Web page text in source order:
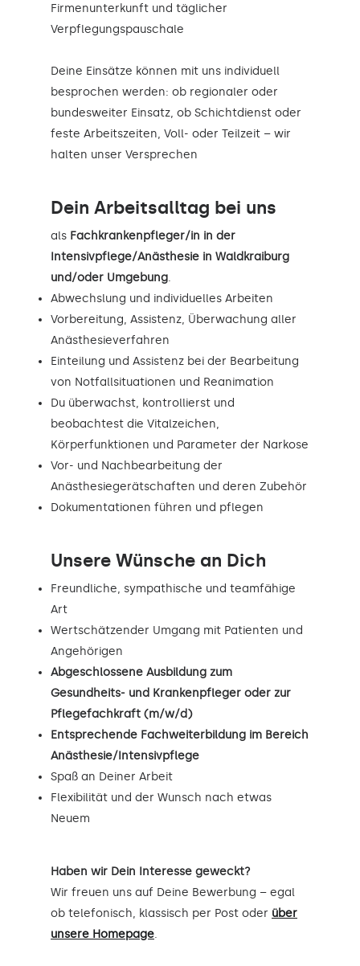
Firmenunterkunft und täglicher
Verpflegungspauschale
Deine Einsätze können mit uns individuell
besprochen werden: ob regionaler oder
bundesweiter Einsatz, ob Schichtdienst oder
feste Arbeitszeiten, Voll- oder Teilzeit – wir
halten unser Versprechen
Dein Arbeitsalltag bei uns
als Fachkrankenpfleger/in in der
Intensivpflege/Anästhesie in Waldkraiburg
und/oder Umgebung.
Abwechslung und individuelles Arbeiten
Vorbereitung, Assistenz, Überwachung aller
Anästhesieverfahren
Einteilung und Assistenz bei der Bearbeitung
von Notfallsituationen und Reanimation
Du überwachst, kontrollierst und
beobachtest die Vitalzeichen,
Körperfunktionen und Parameter der Narkose
Vor- und Nachbearbeitung der
Anästhesiegerätschaften und deren Zubehör
Dokumentationen führen und pflegen
Unsere Wünsche an Dich
Freundliche, sympathische und teamfähige
Art
Wertschätzender Umgang mit Patienten und
Angehörigen
Abgeschlossene Ausbildung zum
Gesundheits- und Krankenpfleger oder zur
Pflegefachkraft (m/w/d)
Entsprechende Fachweiterbildung im Bereich
Anästhesie/Intensivpflege
Spaß an Deiner Arbeit
Flexibilität und der Wunsch nach etwas
Neuem
Haben wir Dein Interesse geweckt?
Wir freuen uns auf Deine Bewerbung – egal
ob telefonisch, klassisch per Post oder über
unsere Homepage.